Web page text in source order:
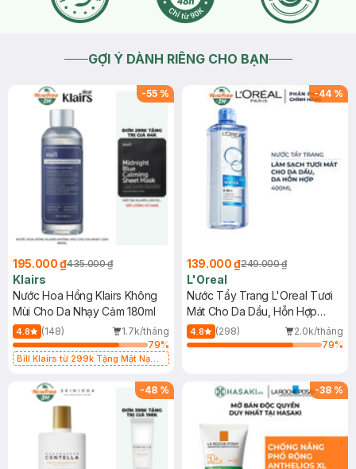
GỢI Ý DÀNH RIÊNG CHO BẠN
-55 %
195.000 ₫435.000 ₫
Klairs
Nước Hoa Hồng Klairs Không
Mùi Cho Da Nhạy Cảm 180ml
4.8 (148)
1.7k/tháng
79%
Bill Klairs từ 299k Tặng Mặt Nạ
25ml (SL Có Hạn)
-44 %
139.000 ₫249.000 ₫
L'Oreal
Nước Tẩy Trang L'Oreal Tươi
Mát Cho Da Dầu, Hỗn Hợp
400ml
4.8 (298)
2.0k/tháng
79%
-48 % -38 %